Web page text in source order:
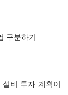
구분하기
비 투자 계획이